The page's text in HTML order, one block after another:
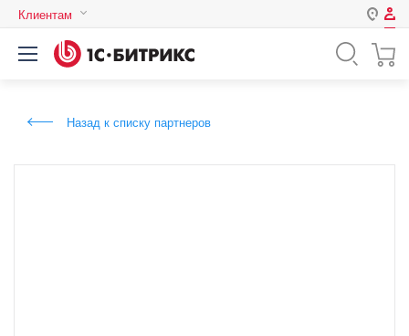
Клиентам
Авторизация
Назад к списку партнеров